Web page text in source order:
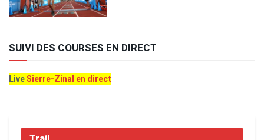
SUIVI DES COURSES EN DIRECT
LiveSierre-Zinal en direct